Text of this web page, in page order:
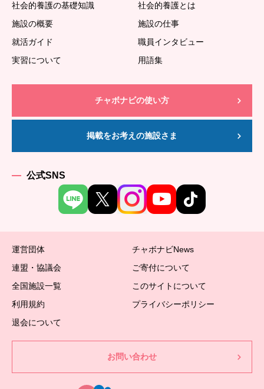
社会的養護の基礎知識
社会的養護とは
施設の概要
施設の仕事
就活ガイド
職員インタビュー
実習について
用語集
チャボナビの使い方
掲載をお考えの施設さま
公式SNS
運営団体
チャボナビNews
連盟・協議会
ご寄付について
全国施設一覧
このサイトについて
利用規約
プライバシーポリシー
退会について
お問い合わせ